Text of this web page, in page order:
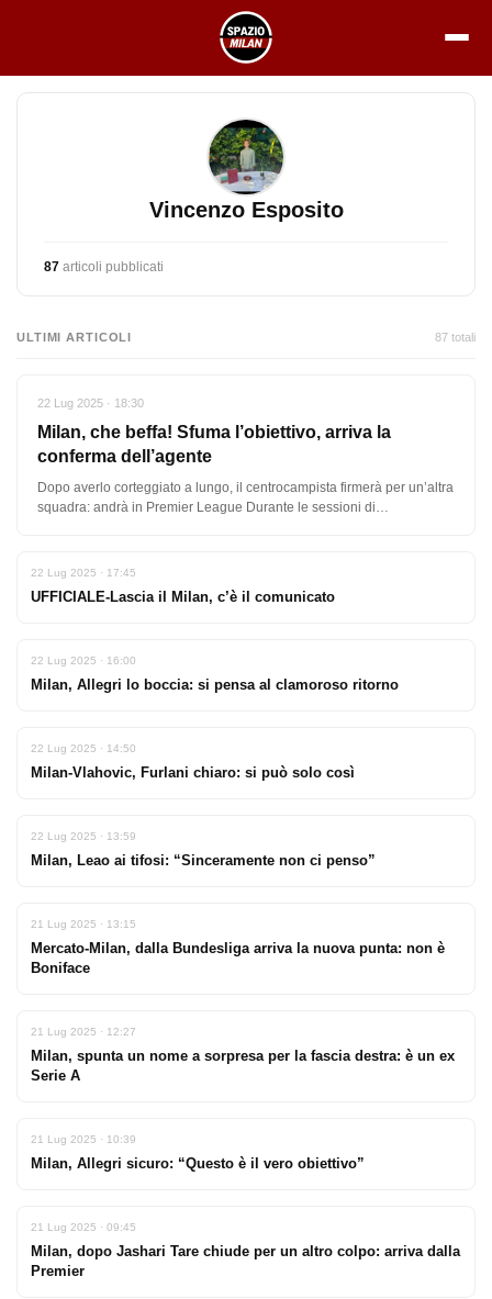
contenuto
Vincenzo Esposito
87 articoli pubblicati
ULTIMI ARTICOLI 87 totali
22 Lug 2025 · 18:30
Milan, che beffa! Sfuma l’obiettivo, arriva la
conferma dell’agente
Dopo averlo corteggiato a lungo, il centrocampista firmerà per un’altra
squadra: andrà in Premier League Durante le sessioni di
22 Lug 2025 · 17:45
UFFICIALE-Lascia il Milan, c’è il comunicato
22 Lug 2025 · 16:00
Milan, Allegri lo boccia: si pensa al clamoroso ritorno
22 Lug 2025 · 14:50
Milan-Vlahovic, Furlani chiaro: si può solo così
22 Lug 2025 · 13:59
Milan, Leao ai tifosi: “Sinceramente non ci penso”
21 Lug 2025 · 13:15
Mercato-Milan, dalla Bundesliga arriva la nuova punta: non è
Boniface
21 Lug 2025 · 12:27
Milan, spunta un nome a sorpresa per la fascia destra: è un ex
Serie A
21 Lug 2025 · 10:39
Milan, Allegri sicuro: “Questo è il vero obiettivo”
21 Lug 2025 · 09:45
Milan, dopo Jashari Tare chiude per un altro colpo: arriva dalla
Premier